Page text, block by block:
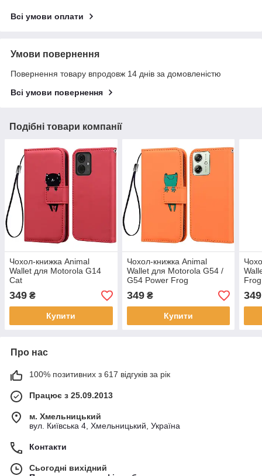
Всі умови оплати
Умови повернення
Повернення товару впродовж 14 днів за домовленістю
Всі умови повернення
Подібні товари компанії
Чохол-книжка Animal
Wallet для Motorola G14
Cat
349 ₴
Купити
Чохол-книжка Animal
Wallet для Motorola G54 /
G54 Power Frog
349₴
Купити
Frog
349
Про нас
100% позитивних з 617 відгуків за рік
Працює з 25.09.2013
м. Хмельницький
вул. Київська 4, Хмельницький, Україна
Контакти
Сьогодні вихідний